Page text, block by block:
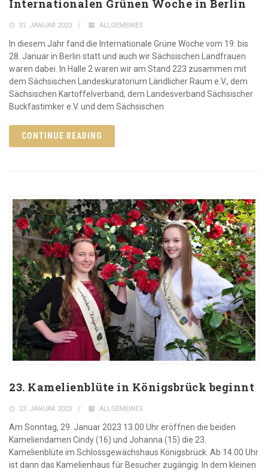
Internationalen Grünen Woche in Berlin
31. JANUAR 2023 ALLGEMEINES
In diesem Jahr fand die Internationale Grüne Woche vom 19. bis
28. Januar in Berlin statt und auch wir Sächsischen Landfrauen
waren dabei. In Halle 2 waren wir am Stand 223 zusammen mit
dem Sächsischen Landeskuratorium Ländlicher Raum e.V., dem
Sächsischen Kartoffelverband, dem Landesverband Sächsischer
Buckfastimker e.V. und dem Sächsischen
CONTINUE READING
23. Kamelienblüte in Königsbrück beginnt
23. JANUAR 2023 ALLGEMEINES
Am Sonntag, 29. Januar 2023 13.00 Uhr eröffnen die beiden
Kameliendamen Cindy (16) und Johanna (15) die 23.
Kamelienblüte im Schlossgewächshaus Königsbrück. Ab 14.00 Uhr
ist dann das Kamelienhaus für Besucher zugängig. In dem kleinen